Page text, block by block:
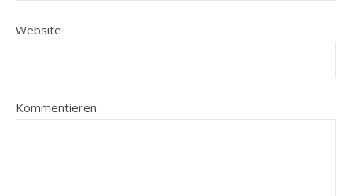
Website
Kommentieren